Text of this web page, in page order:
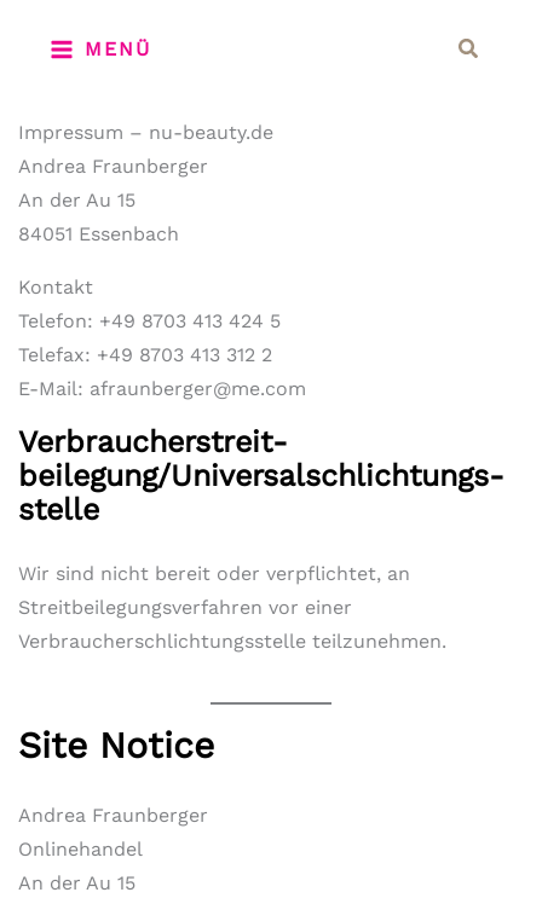
Inhalt
MENÜ Suchen
Impressum – nu-beauty.de
Andrea Fraunberger
An der Au 15
84051 Essenbach
Kontakt
Telefon: +49 8703 413 424 5
Telefax: +49 8703 413 312 2
E-Mail: afraunberger@me.com
Verbraucher­streit­
beilegung/Universal­schlichtungs­
stelle
Wir sind nicht bereit oder verpflichtet, an
Streitbeilegungsverfahren vor einer
Verbraucherschlichtungsstelle teilzunehmen.
Site Notice
Andrea Fraunberger
Onlinehandel
An der Au 15